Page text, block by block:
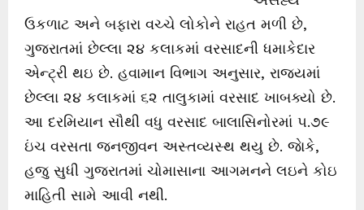
ઉકળાટ અને બફારા વચ્ચે લોકોને રાહત મળી છે,
ગુજરાતમાં છેલ્લા ૨૪ કલાકમાં વરસાદની ધમાકેદાર
એન્ટ્રી થઇ છે. હવામાન વિભાગ અનુસાર, રાજ્યમાં
છેલ્લા ૨૪ કલાકમાં ૬૨ તાલુકામાં વરસાદ ખાબક્યો છે.
આ દરમિયાન સૌથી વધુ વરસાદ બાલાસિનોરમાં ૫.૭૯
ઇંચ વરસતા જનજીવન અસ્તવ્યસ્થ થયુ છે. જાેકે,
હજુ સુધી ગુજરાતમાં ચોમાસાના આગમનને લઇને કોઇ
માહિતી સામે આવી નથી.